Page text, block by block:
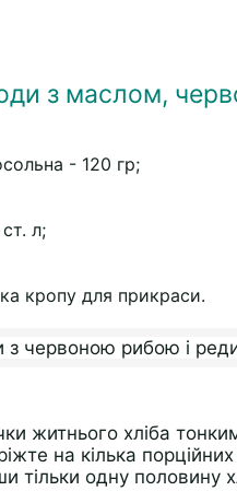
з маслом,
- 120 гр;
л;
кропу для прикраси.
житнього хліба
на кілька
тільки одну половину